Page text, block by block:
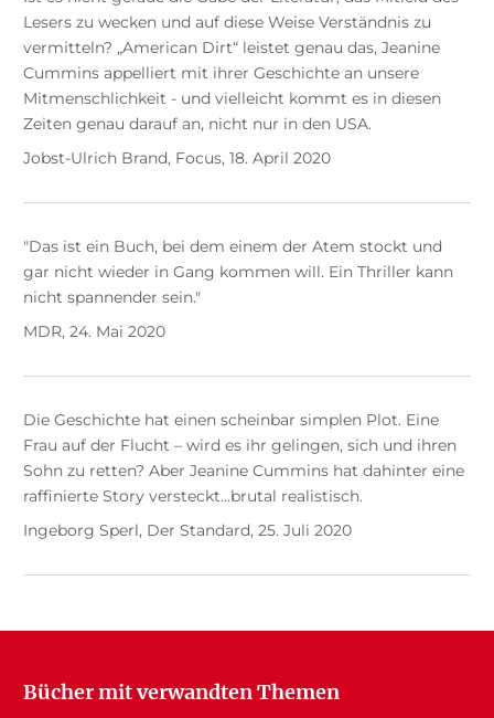
Lesers zu wecken und auf diese Weise Verständnis zu
vermitteln? „American Dirt“ leistet genau das, Jeanine
Cummins appelliert mit ihrer Geschichte an unsere
Mitmenschlichkeit - und vielleicht kommt es in diesen
Zeiten genau darauf an, nicht nur in den USA.
Jobst-Ulrich Brand, Focus, 18. April 2020
"Das ist ein Buch, bei dem einem der Atem stockt und
gar nicht wieder in Gang kommen will. Ein Thriller kann
nicht spannender sein."
MDR, 24. Mai 2020
Die Geschichte hat einen scheinbar simplen Plot. Eine
Frau auf der Flucht – wird es ihr gelingen, sich und ihren
Sohn zu retten? Aber Jeanine Cummins hat dahinter eine
raffinierte Story versteckt...brutal realistisch.
Ingeborg Sperl, Der Standard, 25. Juli 2020
Bücher mit verwandten Themen